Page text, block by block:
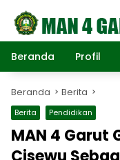
konten
Beranda
Profil
Beranda Berita
Berita Pendidikan
MAN 4 Garut